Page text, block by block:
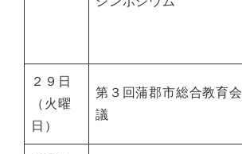
２９日
（火曜
日）
第３回蒲郡市総合教育会
議